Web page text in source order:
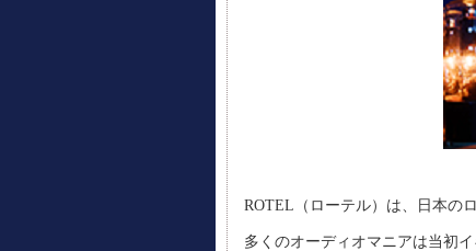
ROTEL（ローテル）は、日本の
多くのオーディオマニアは当初